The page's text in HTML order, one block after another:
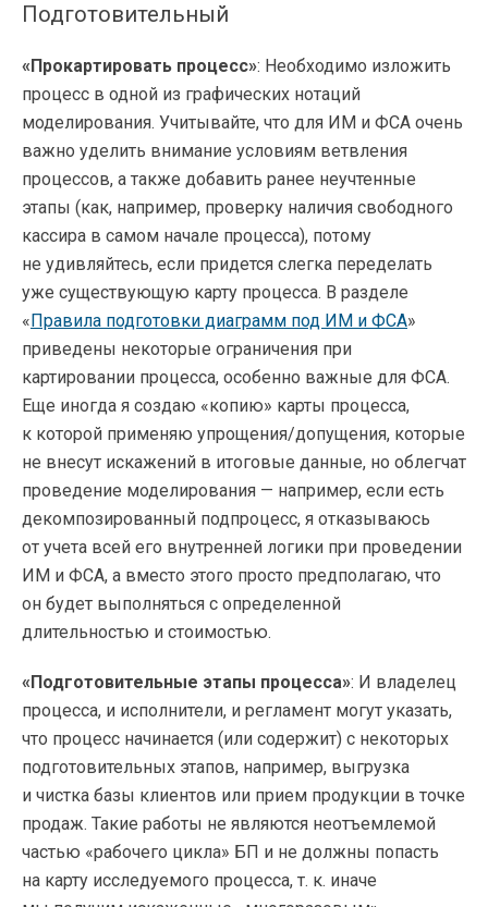
Подготовительный
«Прокартировать процесс»: Необходимо изложить
процесс в одной из графических нотаций
моделирования. Учитывайте, что для ИМ и ФСА очень
важно уделить внимание условиям ветвления
процессов, а также добавить ранее неучтенные
этапы (как, например, проверку наличия свободного
кассира в самом начале процесса), потому
не удивляйтесь, если придется слегка переделать
уже существующую карту процесса. В разделе
«Правила подготовки диаграмм под ИМ и ФСА»
приведены некоторые ограничения при
картировании процесса, особенно важные для ФСА.
Еще иногда я создаю «копию» карты процесса,
к которой применяю упрощения/допущения, которые
не внесут искажений в итоговые данные, но облегчат
проведение моделирования — например, если есть
декомпозированный подпроцесс, я отказываюсь
от учета всей его внутренней логики при проведении
ИМ и ФСА, а вместо этого просто предполагаю, что
он будет выполняться с определенной
длительностью и стоимостью.
«Подготовительные этапы процесса»: И владелец
процесса, и исполнители, и регламент могут указать,
что процесс начинается (или содержит) с некоторых
подготовительных этапов, например, выгрузка
и чистка базы клиентов или прием продукции в точке
продаж. Такие работы не являются неотъемлемой
частью «рабочего цикла» БП и не должны попасть
на карту исследуемого процесса, т. к. иначе